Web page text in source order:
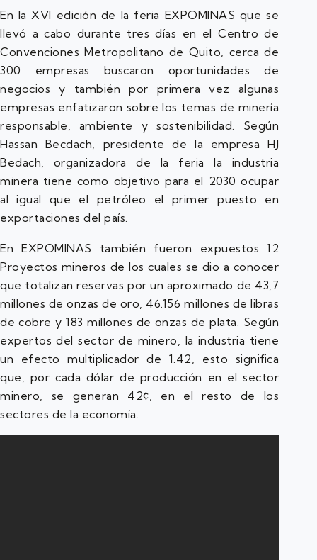
En la XVI edición de la feria EXPOMINAS que se
llevó a cabo durante tres días en el Centro de
Convenciones Metropolitano de Quito, cerca de
300 empresas buscaron oportunidades de
negocios y también por primera vez algunas
empresas enfatizaron sobre los temas de minería
responsable, ambiente y sostenibilidad. Según
Hassan Becdach, presidente de la empresa HJ
Bedach, organizadora de la feria la industria
minera tiene como objetivo para el 2030 ocupar
al igual que el petróleo el primer puesto en
exportaciones del país.
En EXPOMINAS también fueron expuestos 12
Proyectos mineros de los cuales se dio a conocer
que totalizan reservas por un aproximado de 43,7
millones de onzas de oro, 46.156 millones de libras
de cobre y 183 millones de onzas de plata. Según
expertos del sector de minero, la industria tiene
un efecto multiplicador de 1.42, esto significa
que, por cada dólar de producción en el sector
minero, se generan 42¢, en el resto de los
sectores de la economía.